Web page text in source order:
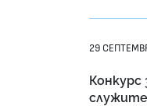
29
Конкурс